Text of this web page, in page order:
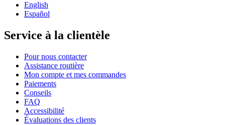
English
Español
Service à la clientèle
Pour nous contacter
Assistance routière
Mon compte et mes commandes
Paiements
Conseils
FAQ
Accessibilité
Évaluations des clients